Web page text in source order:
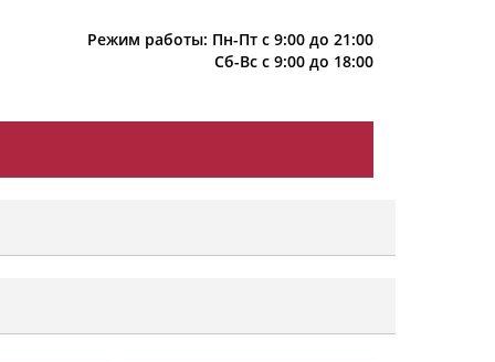
Режим работы: Пн-Пт с 9:00 до 21:00
Сб-Вс с 9:00 до 18:00